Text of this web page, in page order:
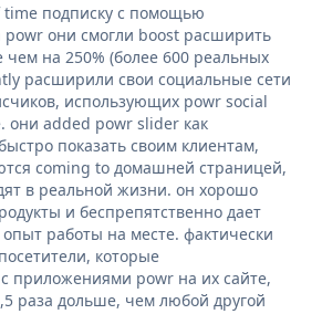
подписку с помощью
они смогли boost расширить
чем на 250% (более 600 реальных
расширили свои социальные сети
использующих powr social
они added powr slider как
показать своим клиентам,
coming to домашней страницей,
в реальной жизни. он хорошо
и беспрепятственно дает
работы на месте. фактически
которые
приложениями powr на их сайте,
раза дольше, чем любой другой